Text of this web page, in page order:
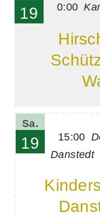
19 0:00
Sa.
19 15:00
Danstedt